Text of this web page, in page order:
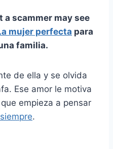
a scammer may see
mujer perfecta para
familia.
de ella y se olvida
Ese amor le motiva
empieza a pensar
.